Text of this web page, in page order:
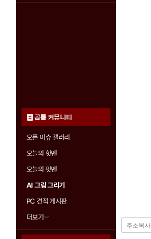
공통 커뮤니티
오픈 이슈 갤러리
오늘의 핫벤
오늘의 팟벤
AI 그림 그리기
PC 견적 게시판
더보기
주소복사